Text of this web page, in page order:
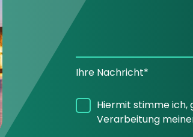
Ihre Nachricht*
Hiermit stimme
Verarbeitung